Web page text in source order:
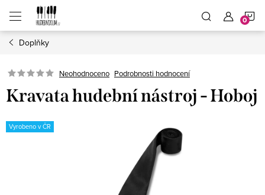
obsah
Doplňky
Neohodnoceno Podrobnosti hodnocení
Kravata hudební nástroj - Hoboj
Vyrobeno v ČR